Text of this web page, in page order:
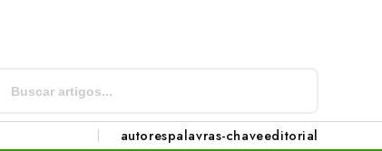
autorespalavras-chaveeditorial